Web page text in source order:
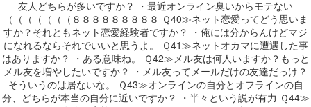
友人どちらが多いですか？ ・最近オンライン臭いからモテない
（（（（（（（８８８８８８８８８ Ｑ40≫ネット恋愛ってどう思いま
すか？それともネット恋愛経験者ですか？ ・俺には分からんけどマジ
になれるならそれでいいと思うよ。 Ｑ41≫ネットオカマに遭遇した事
はありますか？ ・ある意味ね。 Ｑ42≫メル友は何人いますか？もっと
メル友を増やしたいですか？ ・メル友ってメールだけの友達だっけ？
そういうのは居ないな。 Ｑ43≫オンラインの自分とオフラインの自
分、どちらが本当の自分に近いですか？ ・半々という説が有力 Ｑ44≫